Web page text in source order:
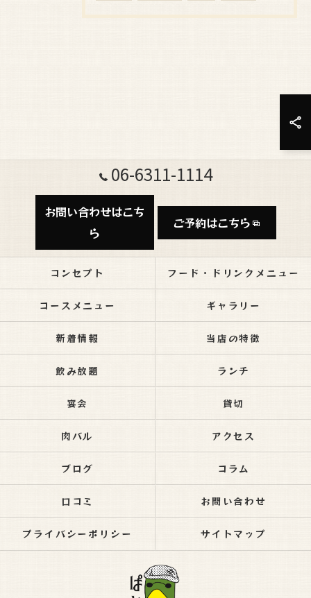
06-6311-1114
お問い合わせはこち
ら
ご予約はこちら
コンセプト フード・ドリンクメニュー
コースメニュー ギャラリー
新着情報 当店の特徴
飲み放題 ランチ
宴会 貸切
肉バル アクセス
ブログ コラム
口コミ お問い合わせ
プライバシーポリシー サイトマップ